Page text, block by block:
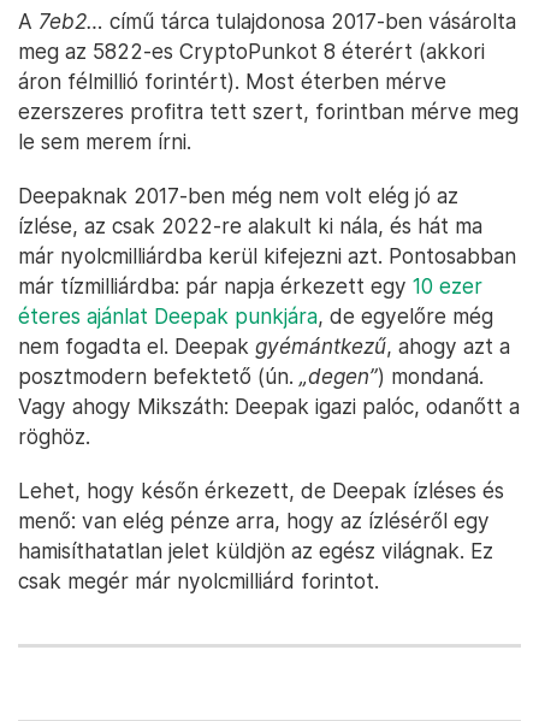
A 7eb2… című tárca tulajdonosa 2017-ben vásárolta
meg az 5822-es CryptoPunkot 8 éterért (akkori
áron félmillió forintért). Most éterben mérve
ezerszeres profitra tett szert, forintban mérve meg
le sem merem írni.
Deepaknak 2017-ben még nem volt elég jó az
ízlése, az csak 2022-re alakult ki nála, és hát ma
már nyolcmilliárdba kerül kifejezni azt. Pontosabban
már tízmilliárdba: pár napja érkezett egy 10 ezer
éteres ajánlat Deepak punkjára, de egyelőre még
nem fogadta el. Deepak gyémántkezű, ahogy azt a
posztmodern befektető (ún. „degen”) mondaná.
Vagy ahogy Mikszáth: Deepak igazi palóc, odanőtt a
röghöz.
Lehet, hogy későn érkezett, de Deepak ízléses és
menő: van elég pénze arra, hogy az ízléséről egy
hamisíthatatlan jelet küldjön az egész világnak. Ez
csak megér már nyolcmilliárd forintot.